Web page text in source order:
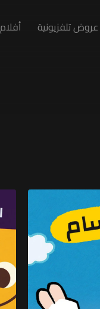
عروض تلفزيونية أفلام